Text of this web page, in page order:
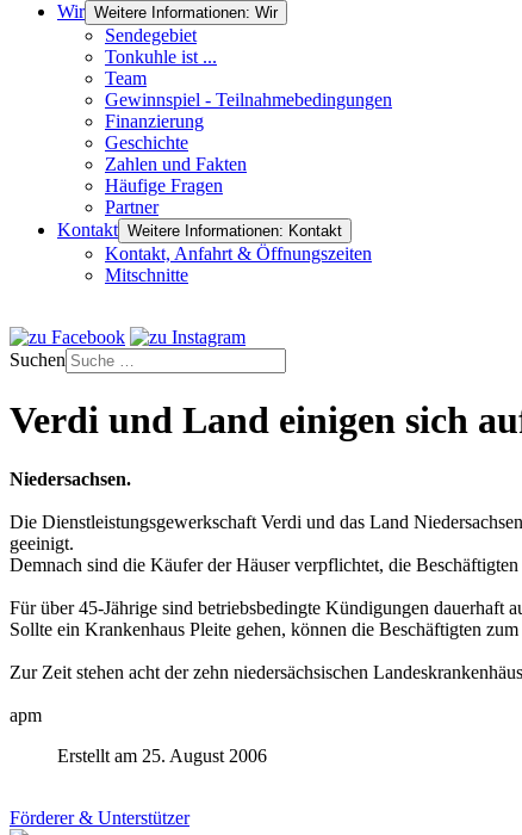
Wir Weitere Informationen: Wir
Sendegebiet
Tonkuhle ist ...
Team
Gewinnspiel - Teilnahmebedingungen
Finanzierung
Geschichte
Zahlen und Fakten
Häufige Fragen
Partner
Kontakt Weitere Informationen: Kontakt
Kontakt, Anfahrt & Öffnungszeiten
Mitschnitte
Suchen
Verdi und Land einigen sich
Niedersachsen.
Die Dienstleistungsgewerkschaft Verdi und das Land
geeinigt.
Demnach sind die Käufer der Häuser verpflichtet, die Beschäftigten
Für über 45-Jährige sind betriebsbedingte Kündigungen dauerhaft
Sollte ein Krankenhaus Pleite gehen, können die Beschäftigten
Zur Zeit stehen acht der zehn niedersächsischen
apm
Erstellt am 25. August 2006
Förderer & Unterstützer